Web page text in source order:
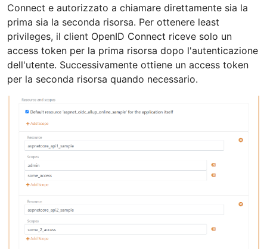
Connect e autorizzato a chiamare direttamente sia la
prima sia la seconda risorsa. Per ottenere least
privileges, il client OpenID Connect riceve solo un
access token per la prima risorsa dopo l'autenticazione
dell'utente. Successivamente ottiene un access token
per la seconda risorsa quando necessario.